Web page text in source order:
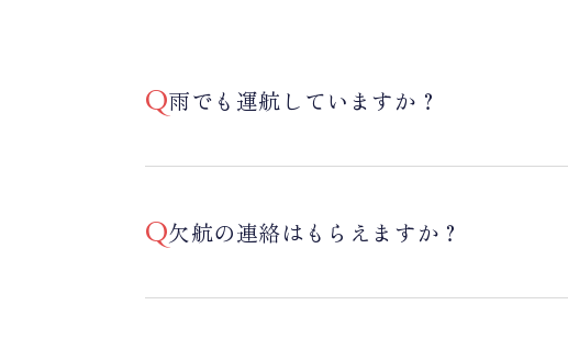
雨でも運航していますか？
欠航の連絡はもらえますか？